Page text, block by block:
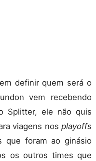
definir quem será o
vem recebendo
Splitter, ele não quis
viagens nosplayoffs
que foram ao ginásio
os outros times que